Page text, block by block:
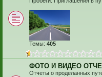
Темы: 405
ФОТО И ВИДЕО
Отчеты о проделанных